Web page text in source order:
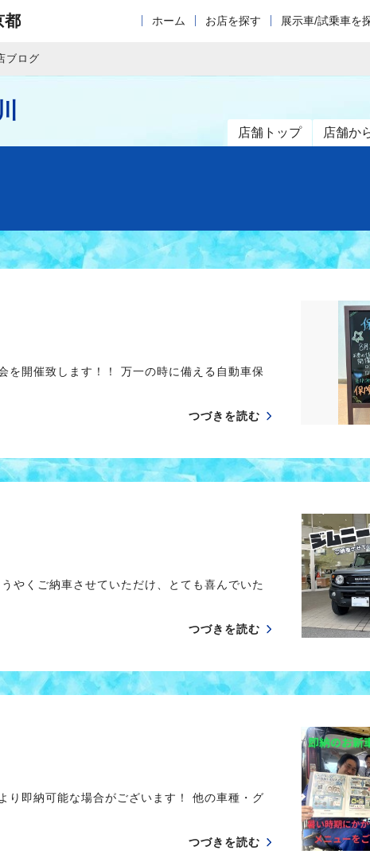
都 ホーム お店を探す 展示車/試乗車を
ブログ
店舗トップ 店舗か
開催致します！！ 万一の時に備える自動車保
つづきを読む
やくご納車させていただけ、とても喜んでいた
つづきを読む
り即納可能な場合がございます！ 他の車種・グ
つづきを読む